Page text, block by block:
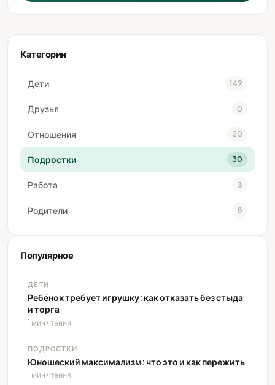
Категории
Дети 149
Друзья 0
Отношения 20
Подростки 30
Работа 3
Родители 8
Популярное
ДЕТИ
Ребёнок требует игрушку: как отказать без стыда
и торга
1 мин чтения
ПОДРОСТКИ
Юношеский максимализм: что это и как пережить
1 мин чтения